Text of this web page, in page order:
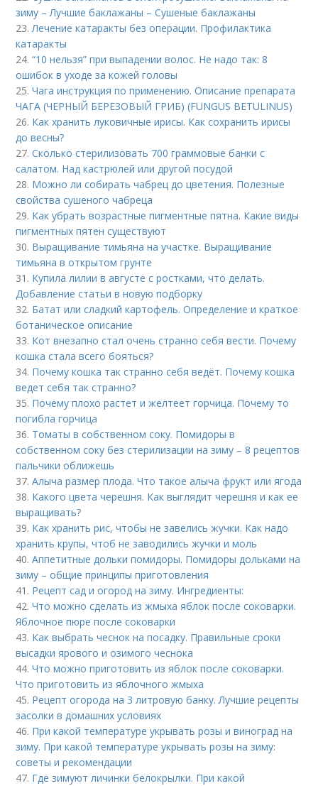
зиму – Лучшие баклажаны – Сушеные баклажаны
23.Лечение катаракты без операции. Профилактика
катаракты
24.“10 нельзя” при выпадении волос. Не надо так: 8
ошибок в уходе за кожей головы
25.Чага инструкция по применению. Описание препарата
ЧАГА (ЧЕРНЫЙ БЕРЕЗОВЫЙ ГРИБ) (FUNGUS BETULINUS)
26. Как хранить луковичные ирисы. Как сохранить ирисы
до весны?
27.Сколько стерилизовать 700 граммовые банки с
салатом. Над кастрюлей или другой посудой
28. Можно ли собирать чабрец до цветения. Полезные
свойства сушеного чабреца
29. Как убрать возрастные пигментные пятна. Какие виды
пигментных пятен существуют
30. Выращивание тимьяна на участке. Выращивание
тимьяна в открытом грунте
31. Купила лилии в августе с ростками, что делать.
Добавление статьи в новую подборку
32. Батат или сладкий картофель. Определение и краткое
ботаническое описание
33. Кот внезапно стал очень странно себя вести. Почему
кошка стала всего бояться?
34. Почему кошка так странно себя ведёт. Почему кошка
ведет себя так странно?
35. Почему плохо растет и желтеет горчица. Почему то
погибла горчица
36. Томаты в собственном соку. Помидоры в
собственном соку без стерилизации на зиму – 8 рецептов
пальчики оближешь
37.Алыча размер плода. Что такое алыча фрукт или ягода
38. Какого цвета черешня. Как выглядит черешня и как ее
выращивать?
39. Как хранить рис, чтобы не завелись жучки. Как надо
хранить крупы, чтоб не заводились жучки и моль
40.Аппетитные дольки помидоры. Помидоры дольками на
зиму – общие принципы приготовления
41. Рецепт сад и огород на зиму. Ингредиенты:
42.Что можно сделать из жмыха яблок после соковарки.
Яблочное пюре после соковарки
43. Как выбрать чеснок на посадку. Правильные сроки
высадки ярового и озимого чеснока
44.Что можно приготовить из яблок после соковарки.
Что приготовить из яблочного жмыха
45. Рецепт огорода на 3 литровую банку. Лучшие рецепты
засолки в домашних условиях
46. При какой температуре укрывать розы и виноград на
зиму. При какой температуре укрывать розы на зиму:
советы и рекомендации
47. Где зимуют личинки белокрылки. При какой